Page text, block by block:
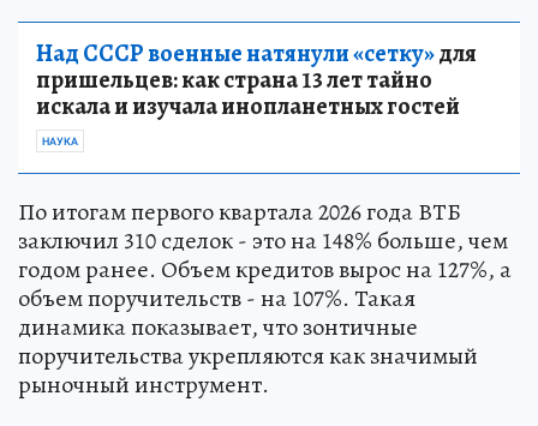
Над СССР военные натянули «сетку»для
пришельцев: как страна 13 лет тайно
искала и изучала инопланетных гостей
НАУКА
По итогам первого квартала 2026 года ВТБ
заключил 310 сделок - это на 148% больше, чем
годом ранее. Объем кредитов вырос на 127%, а
объем поручительств - на 107%. Такая
динамика показывает, что зонтичные
поручительства укрепляются как значимый
рыночный инструмент.